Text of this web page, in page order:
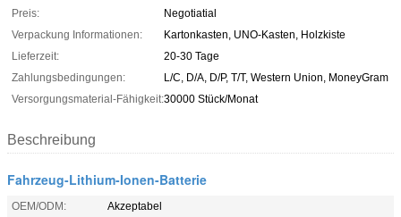
Preis:
Negotiatial
Verpackung Informationen:
Kartonkasten, UNO-Kasten, Holzkiste
Lieferzeit:
20-30 Tage
Zahlungsbedingungen:
L/C, D/A, D/P, T/T, Western Union, MoneyGram
Versorgungsmaterial-Fähigkeit:30000 Stück/Monat
Beschreibung
Fahrzeug-Lithium-Ionen-Batterie
OEM/ODM:
Akzeptabel